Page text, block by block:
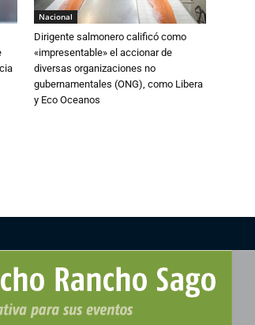
Nacional
Dirigente salmonero calificó como
«impresentable» el accionar de
diversas organizaciones no
gubernamentales (ONG), como Libera
y Eco Oceanos